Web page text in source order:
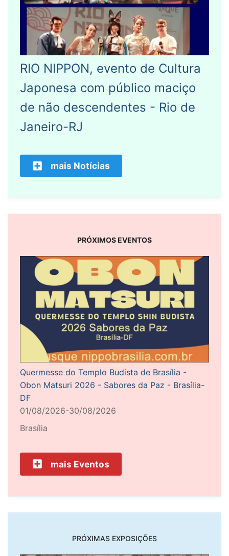
RIO NIPPON, evento de Cultura
Japonesa com público maciço
de não descendentes - Rio de
Janeiro-RJ
mais Notícias
PRÓXIMOS EVENTOS
Quermesse do Templo Budista de Brasília -
Obon Matsuri 2026 - Sabores da Paz - Brasília-
DF
01/08/2026-30/08/2026
Brasília
mais Eventos
PRÓXIMAS EXPOSIÇÕES